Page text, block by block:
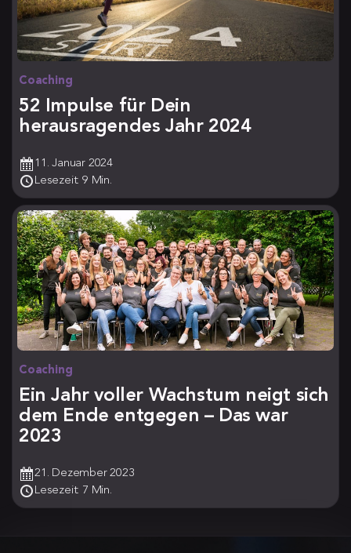
Coaching
52 Impulse für Dein
herausragendes Jahr 2024
11. Januar 2024
Lesezeit: 9 Min.
Coaching
Ein Jahr voller Wachstum neigt sich
dem Ende entgegen – Das war
2023
21. Dezember 2023
Lesezeit: 7 Min.